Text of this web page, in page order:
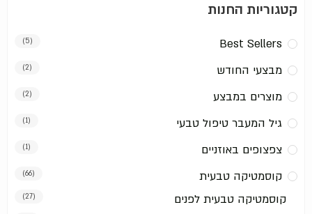
קטגוריות החנות
Best Sellers
(5)
מבצעי החודש (2)
מוצרים במבצע (2)
גיל המעבר טיפול טבעי (1)
צפצופים באוזניים (1)
קוסמטיקה טבעית (66)
קוסמטיקה טבעית לפנים (27)